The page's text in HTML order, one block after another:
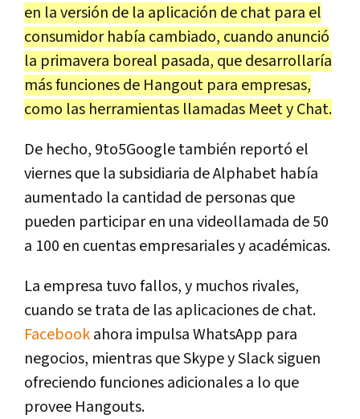
en la versión de la aplicación de chat para el
consumidor había cambiado, cuando anunció
la primavera boreal pasada, que desarrollaría
más funciones de Hangout para empresas,
como las herramientas llamadas Meet y Chat.
De hecho, 9to5Google también reportó el
viernes que la subsidiaria de Alphabet había
aumentado la cantidad de personas que
pueden participar en una videollamada de 50
a 100 en cuentas empresariales y académicas.
La empresa tuvo fallos, y muchos rivales,
cuando se trata de las aplicaciones de chat.
Facebookahora impulsa WhatsApp para
negocios, mientras que Skype y Slack siguen
ofreciendo funciones adicionales a lo que
provee Hangouts.